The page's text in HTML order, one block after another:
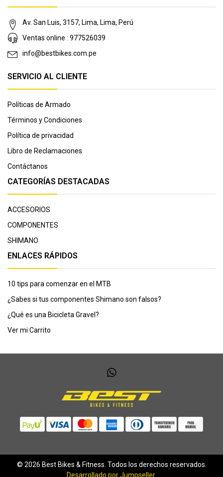
Av. San Luis, 3157, Lima, Lima, Perú
Ventas online : 977526039
info@bestbikes.com.pe
SERVICIO AL CLIENTE
Políticas de Armado
Términos y Condiciones
Política de privacidad
Libro de Reclamaciones
Contáctanos
CATEGORÍAS DESTACADAS
ACCESORIOS
COMPONENTES
SHIMANO
ENLACES RÁPIDOS
10 tips para comenzar en el MTB
¿Sabes si tus componentes Shimano son falsos?
¿Qué es una Bicicleta Gravel?
Ver mi Carrito
© 2026 Best Bikes & Fitness. Todos los derechos reservados.
Desarrollado por Jumpseller.